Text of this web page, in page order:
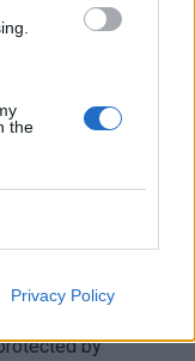
the
Privacy Policy
by